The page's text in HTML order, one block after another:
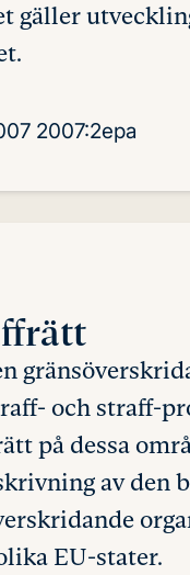
gäller
2007:2epa
och straff-
på dessa
av den
EU-stater.